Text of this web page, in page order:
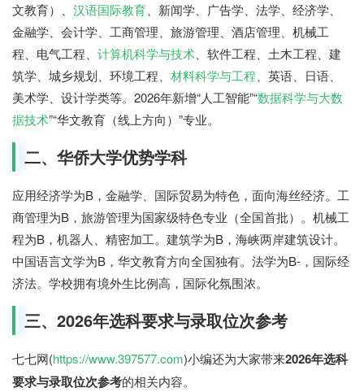
文教育）、 汉语国际教育、新闻学、广告学、法学、经济学、
金融学、会计学、工商管理、旅游管理、酒店管理、机械工
程、电气工程、 计算机科学与技术、软件工程、土木工程、建
筑学、城乡规划、环境工程、 材料科学与工程、英语、日语、
美术学、设计学类等。2026年新增“人工智能”“数据科学与大数
据技术”“华文教育（线上方向）”专业。
二、华侨大学优势学科
应用经济学为B，金融学、国际贸易为特色，面向海丝经济。工
商管理为B，旅游管理为国家级特色专业（全国首批）。机械工
程为B，机器人、精密加工。建筑学为B，海峡两岸建筑设计。
中国语言文学为B，华文教育方向全国独有。法学为B-，国际经
济法。学校拥有境外生比例高，国际化氛围浓。
三、2026年选科要求与录取位次参考
七七网(https://www.397577.com)小编还为大家带来2026年选科
要求与录取位次参考的相关内容。